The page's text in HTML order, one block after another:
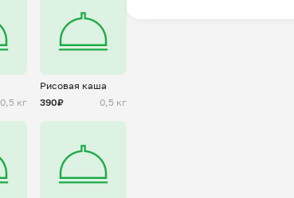
0,5 кг
Рисовая каша
390₽
0,5 кг